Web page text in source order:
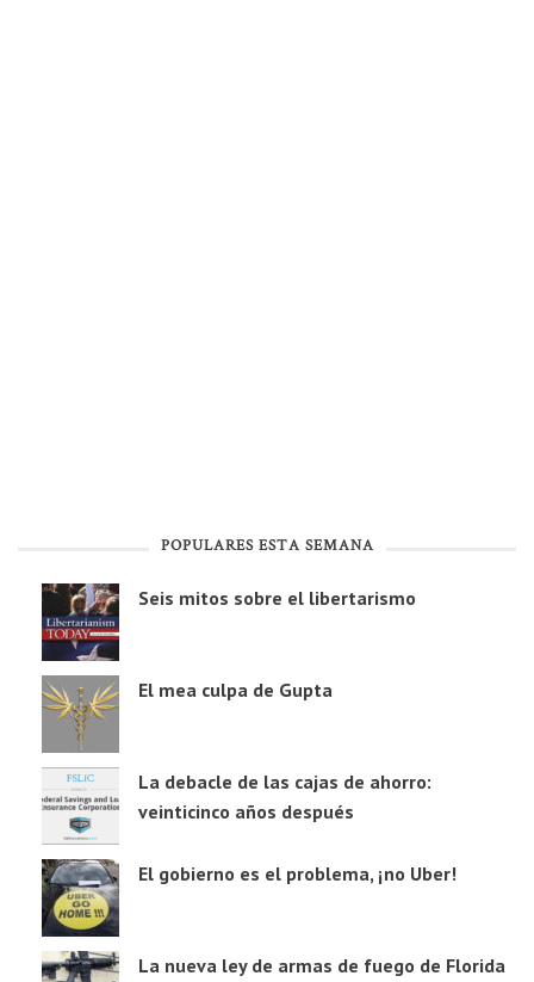
POPULARES ESTA SEMANA
Seis mitos sobre el libertarismo
El mea culpa de Gupta
La debacle de las cajas de ahorro:
veinticinco años después
El gobierno es el problema, ¡no Uber!
La nueva ley de armas de fuego de Florida